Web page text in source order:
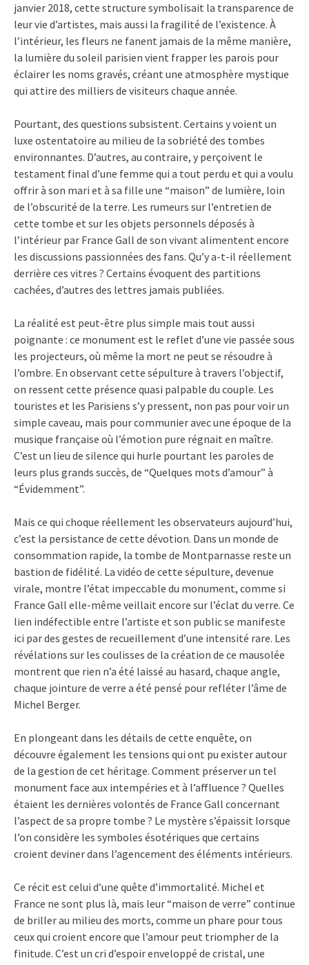
janvier 2018, cette structure symbolisait la transparence de
leur vie d’artistes, mais aussi la fragilité de l’existence. À
l’intérieur, les fleurs ne fanent jamais de la même manière,
la lumière du soleil parisien vient frapper les parois pour
éclairer les noms gravés, créant une atmosphère mystique
qui attire des milliers de visiteurs chaque année.
Pourtant, des questions subsistent. Certains y voient un
luxe ostentatoire au milieu de la sobriété des tombes
environnantes. D’autres, au contraire, y perçoivent le
testament final d’une femme qui a tout perdu et qui a voulu
offrir à son mari et à sa fille une “maison” de lumière, loin
de l’obscurité de la terre. Les rumeurs sur l’entretien de
cette tombe et sur les objets personnels déposés à
l’intérieur par France Gall de son vivant alimentent encore
les discussions passionnées des fans. Qu’y a-t-il réellement
derrière ces vitres ? Certains évoquent des partitions
cachées, d’autres des lettres jamais publiées.
La réalité est peut-être plus simple mais tout aussi
poignante : ce monument est le reflet d’une vie passée sous
les projecteurs, où même la mort ne peut se résoudre à
l’ombre. En observant cette sépulture à travers l’objectif,
on ressent cette présence quasi palpable du couple. Les
touristes et les Parisiens s’y pressent, non pas pour voir un
simple caveau, mais pour communier avec une époque de la
musique française où l’émotion pure régnait en maître.
C’est un lieu de silence qui hurle pourtant les paroles de
leurs plus grands succès, de “Quelques mots d’amour” à
“Évidemment”.
Mais ce qui choque réellement les observateurs aujourd’hui,
c’est la persistance de cette dévotion. Dans un monde de
consommation rapide, la tombe de Montparnasse reste un
bastion de fidélité. La vidéo de cette sépulture, devenue
virale, montre l’état impeccable du monument, comme si
France Gall elle-même veillait encore sur l’éclat du verre. Ce
lien indéfectible entre l’artiste et son public se manifeste
ici par des gestes de recueillement d’une intensité rare. Les
révélations sur les coulisses de la création de ce mausolée
montrent que rien n’a été laissé au hasard, chaque angle,
chaque jointure de verre a été pensé pour refléter l’âme de
Michel Berger.
En plongeant dans les détails de cette enquête, on
découvre également les tensions qui ont pu exister autour
de la gestion de cet héritage. Comment préserver un tel
monument face aux intempéries et à l’affluence ? Quelles
étaient les dernières volontés de France Gall concernant
l’aspect de sa propre tombe ? Le mystère s’épaissit lorsque
l’on considère les symboles ésotériques que certains
croient deviner dans l’agencement des éléments intérieurs.
Ce récit est celui d’une quête d’immortalité. Michel et
France ne sont plus là, mais leur “maison de verre” continue
de briller au milieu des morts, comme un phare pour tous
ceux qui croient encore que l’amour peut triompher de la
finitude. C’est un cri d’espoir enveloppé de cristal, une